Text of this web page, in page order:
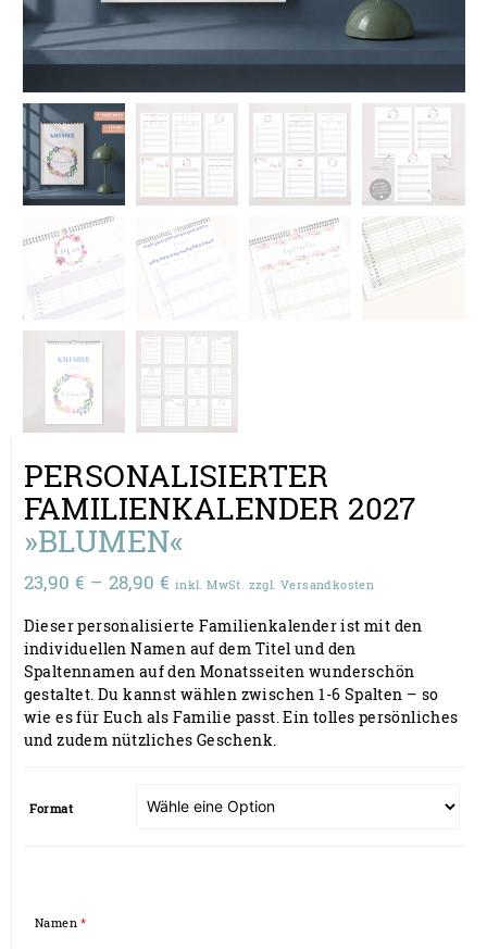
PERSONALISIERTER
FAMILIENKALENDER 2027
»BLUMEN«
23,90 € – 28,90 € Preisspanne:
bis
28,90 €
inkl. MwSt. zzgl. Versandkosten
Dieser personalisierte Familienkalender ist mit den
individuellen Namen auf dem Titel und den
Spaltennamen auf den Monatsseiten wunderschön
gestaltet. Du kannst wählen zwischen 1-6 Spalten – so
wie es für Euch als Familie passt. Ein tolles persönliches
und zudem nützliches Geschenk.
Format
Namen *